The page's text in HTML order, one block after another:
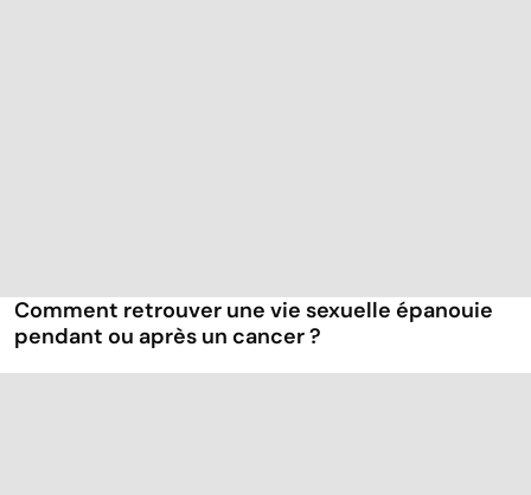
Comment retrouver une vie sexuelle épanouie
pendant ou après un cancer ?